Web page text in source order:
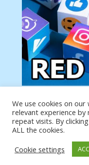
Tu anuncio va aquí
Podemos poner tu
producto o página
We use cookies on
relevant experience
repeat visits. By
ALL the cookies.
Cookie settings
https://